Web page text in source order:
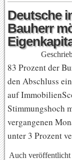
Deutsche
Bauherr
83 Prozent der
den Abschluss
auf
Stimmungshoch
vergangenen
unter 3 Prozent
Auch veröffentlicht